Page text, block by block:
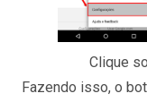
Clique
Fazendo isso, o